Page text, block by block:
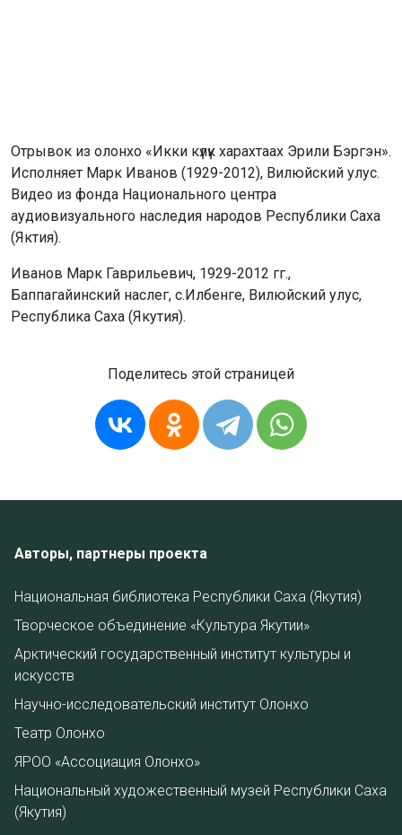
Отрывок из олонхо «Икки күлүк харахтаах Эрили Бэргэн».
Исполняет Марк Иванов (1929-2012), Вилюйский улус.
Видео из фонда Национального центра
аудиовизуального наследия народов Республики Саха
(Яктия).
Иванов Марк Гаврильевич, 1929-2012 гг.,
Баппагайинский наслег, с.Илбенге, Вилюйский улус,
Республика Саха (Якутия).
Поделитесь этой страницей
Авторы, партнеры проекта
Национальная библиотека Республики Саха (Якутия)
Творческое объединение «Культура Якутии»
Арктический государственный институт культуры и
искусств
Научно-исследовательский институт Олонхо
Театр Олонхо
ЯРОО «Ассоциация Олонхо»
Национальный художественный музей Республики Саха
(Якутия)